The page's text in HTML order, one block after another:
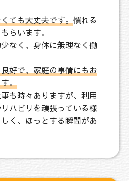
ても大丈夫です。慣れる
らいます。
なく、身体に無理なく働
好で、家庭の事情にもお
。
も時々ありますが、利用
ハビリを頑張っている様
く、ほっとする瞬間があ